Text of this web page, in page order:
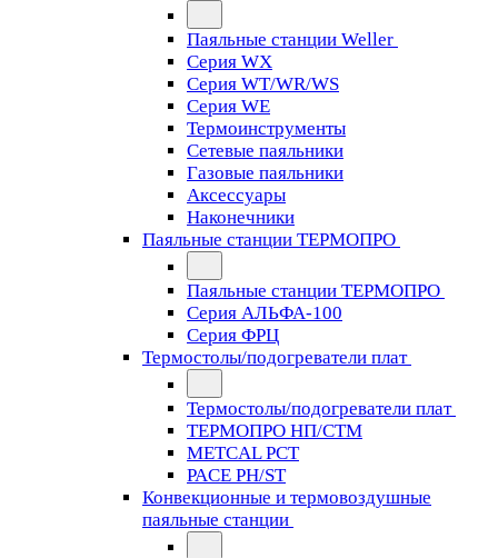
Паяльные станции Weller
Серия WX
Серия WT/WR/WS
Серия WE
Термоинструменты
Сетевые паяльники
Газовые паяльники
Аксессуары
Наконечники
Паяльные станции ТЕРМОПРО
Паяльные станции ТЕРМОПРО
Серия АЛЬФА-100
Серия ФРЦ
Термостолы/подогреватели плат
Термостолы/подогреватели плат
ТЕРМОПРО НП/СТМ
METCAL PCT
PACE PH/ST
Конвекционные и термовоздушные
паяльные станции